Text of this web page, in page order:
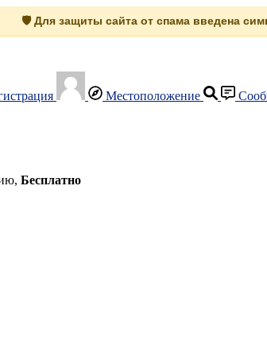
🛡️ Для защиты сайта от спама введена
Местоположение
Бесплатно